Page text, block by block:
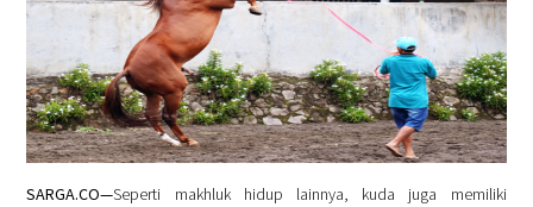
SARGA.CO—Seperti makhluk hidup lainnya, kuda juga memiliki